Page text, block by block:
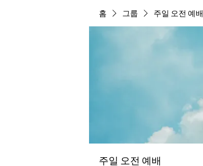
홈 그룹 주일 오전 예배
주일 오전 예배